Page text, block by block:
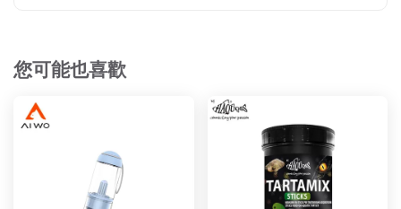
您可能也喜歡